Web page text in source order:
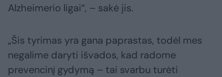
Alzheimerio ligai“, – sakė jis.
„Šis tyrimas yra gana paprastas, todėl mes
negalime daryti išvados, kad radome
prevencinį gydymą – tai svarbu turėti